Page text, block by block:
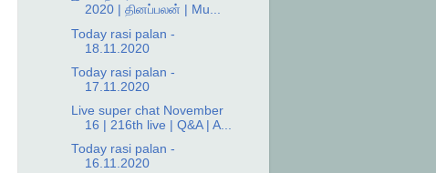
2020 | தினப்பலன் | Mu...
Today rasi palan -
18.11.2020
Today rasi palan -
17.11.2020
Live super chat November
16 | 216th live | Q&A | A...
Today rasi palan -
16.11.2020